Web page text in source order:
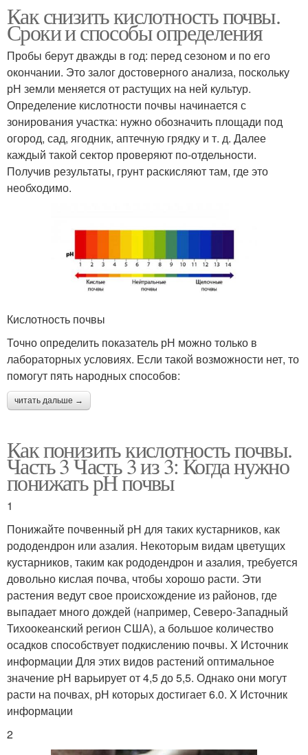
Как снизить кислотность почвы.
Сроки и способы определения
Пробы берут дважды в год: перед сезоном и по его
окончании. Это залог достоверного анализа, поскольку
рН земли меняется от растущих на ней культур.
Определение кислотности почвы начинается с
зонирования участка: нужно обозначить площади под
огород, сад, ягодник, аптечную грядку и т. д. Далее
каждый такой сектор проверяют по-отдельности.
Получив результаты, грунт раскисляют там, где это
необходимо.
Кислотность почвы
Точно определить показатель рН можно только в
лабораторных условиях. Если такой возможности нет, то
помогут пять народных способов:
читать дальше →
Как понизить кислотность почвы.
Часть 3 Часть 3 из 3: Когда нужно
понижать рН почвы
1
Понижайте почвенный рН для таких кустарников, как
рододендрон или азалия. Некоторым видам цветущих
кустарников, таким как рододендрон и азалия, требуется
довольно кислая почва, чтобы хорошо расти. Эти
растения ведут свое происхождение из районов, где
выпадает много дождей (например, Северо-Западный
Тихоокеанский регион США), а большое количество
осадков способствует подкислению почвы. X Источник
информации Для этих видов растений оптимальное
значение рН варьирует от 4,5 до 5,5. Однако они могут
расти на почвах, рН которых достигает 6.0. X Источник
информации
2